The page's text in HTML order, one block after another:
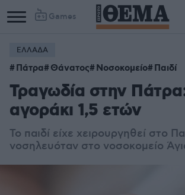
Games
ΕΛΛΑΔΑ
Πάτρα Θάνατος Νοσοκομείο Παιδί
Τραγωδία στην
αγοράκι 1,5 ετών
Το παιδί είχε χειρουργηθεί στο
νοσηλευόταν στο νοσοκομείο